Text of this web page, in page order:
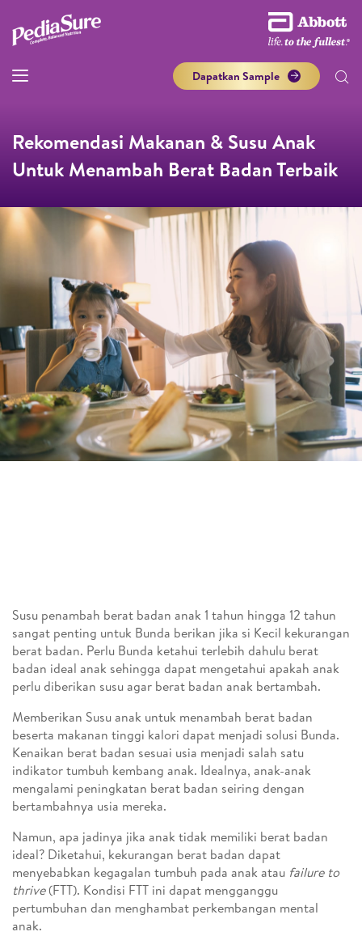
Dapatkan Sample
Rekomendasi Makanan & Susu Anak
Untuk Menambah Berat Badan Terbaik
Susu penambah berat badan anak 1 tahun hingga 12 tahun
sangat penting untuk Bunda berikan jika si Kecil kekurangan
berat badan. Perlu Bunda ketahui terlebih dahulu berat
badan ideal anak sehingga dapat mengetahui apakah anak
perlu diberikan susu agar berat badan anak bertambah.
Memberikan Susu anak untuk menambah berat badan
beserta makanan tinggi kalori dapat menjadi solusi Bunda.
Kenaikan berat badan sesuai usia menjadi salah satu
indikator tumbuh kembang anak. Idealnya, anak-anak
mengalami peningkatan berat badan seiring dengan
bertambahnya usia mereka.
Namun, apa jadinya jika anak tidak memiliki berat badan
ideal? Diketahui, kekurangan berat badan dapat
menyebabkan kegagalan tumbuh pada anak atau failure to
thrive(FTT). Kondisi FTT ini dapat mengganggu
pertumbuhan dan menghambat perkembangan mental
anak.